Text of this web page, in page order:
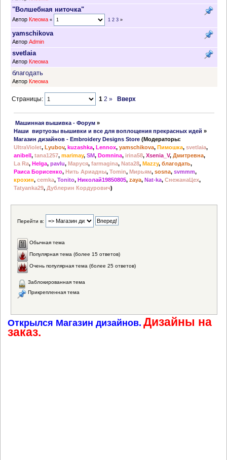
"Волшебная ниточка"
Автор Клеома « 1 2 3»
yamschikova
Автор Admin
svetlaia
Автор Клеома
благодать
Автор Клеома
Страницы: 1 2 » Вверх
Машинная вышивка - Форум »
Наши  виртуозы вышивки и все для воплощения прекрасных идей »
Магазин дизайнов - Embroidery Designs Store (Модераторы:
UltraViolet, Lyubov, kuzashka, Lennox,yamschikova, Пимошка,svetlaia,
anibell,tana1257,marimay,SM, Domnina, irina58,Xsenia_V,Дмитревна,
La Ra, Helga,pavlu, Маруся,farmagina, Nata28, Mazzy,благодать,
Раиса Борисенко, Нить Ариадны,Tomin, Мирьям,sosna,svmmm,
крохин,cemka,Tonito, Николай19850805,zaya, Nat-ka,СнежанаЦех,
Tatyanka29,Дублерин Кордурович)
Перейти в:
Обычная тема
Популярная тема (более 15 ответов)
Очень популярная тема (более 25 ответов)
Заблокированная тема
Прикрепленная тема
Открылся Магазин дизайнов. Дизайны на
заказ.